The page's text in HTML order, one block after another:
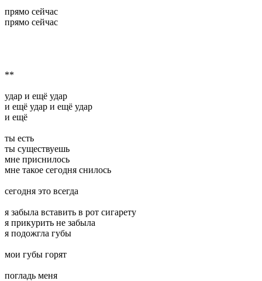
прямо сейчас
прямо сейчас
**
удар и ещё удар
и ещё удар и ещё удар
и ещё
ты есть
ты существуешь
мне приснилось
мне такое сегодня снилось
сегодня это всегда
я забыла вставить в рот сигарету
я прикурить не забыла
я подожгла губы
мои губы горят
погладь меня